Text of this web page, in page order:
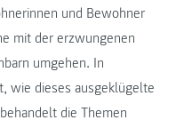
und Bewohner
mit der erzwungenen
umgehen. In
wie dieses ausgeklügelte
die Themen